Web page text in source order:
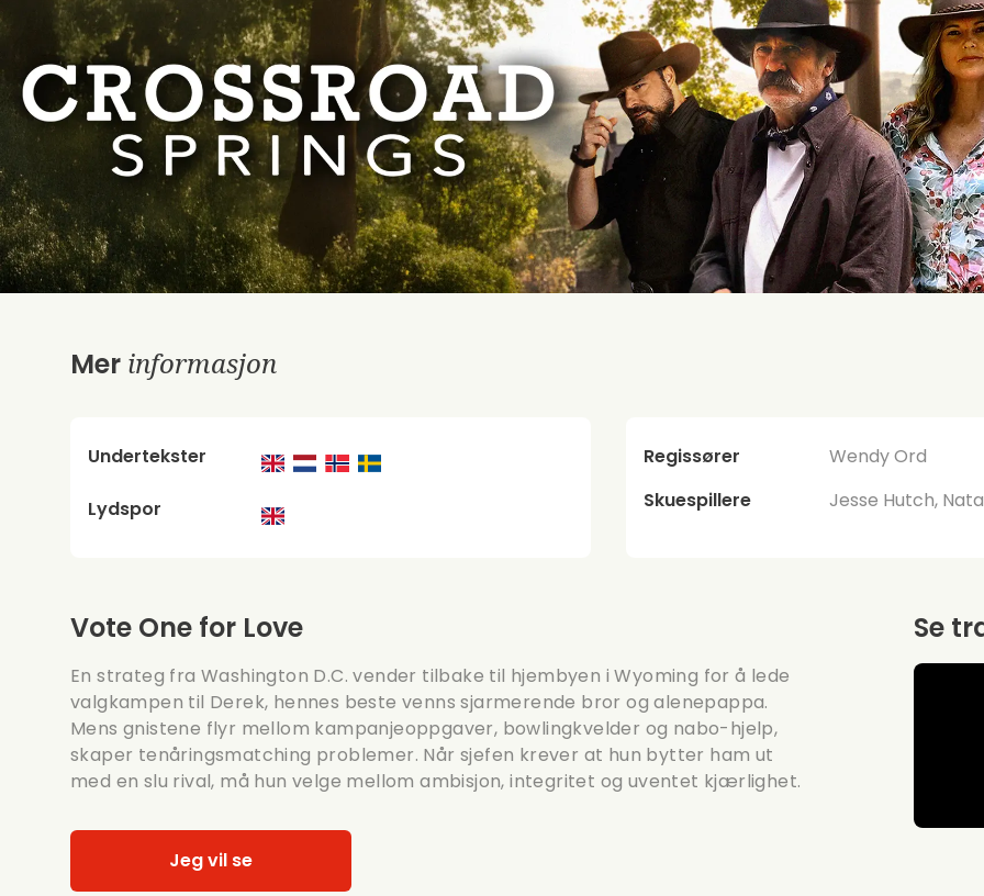
Mer informasjon
Undertekster
Lydspor
Regissører
Wendy Ord
Skuespillere
Jesse Hutch,
Vote One for Love
En strateg fra Washington D.C. vender tilbake til hjembyen i Wyoming for å lede
valgkampen til Derek, hennes beste venns sjarmerende bror og alenepappa.
Mens gnistene flyr mellom kampanjeoppgaver, bowlingkvelder og nabo-hjelp,
skaper tenåringsmatching problemer. Når sjefen krever at hun bytter ham ut
med en slu rival, må hun velge mellom ambisjon, integritet og uventet kjærlighet.
Jeg vil se
Se